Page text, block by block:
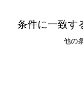
条件に一致す
他の